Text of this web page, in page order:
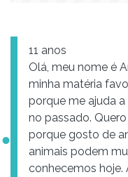
11 anos
Olá, meu nome é
minha matéria
porque me ajuda
no passado.
porque gosto de
animais podem
conhecemos hoje.